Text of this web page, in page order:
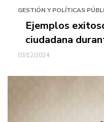
GESTIÓN Y POLÍTICAS
Ejemplos
ciudadana
03/12/2024